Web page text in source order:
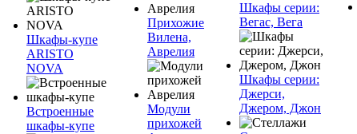
Шкафы-купе
ARISTO
NOVA
Встроенные
шкафы-купе
Прихожие
Вилена,
Аврелия
Модули
прихожей
Шкафы серии:
Вегас, Вега
Шкафы серии:
Джерси,
Джером, Джон